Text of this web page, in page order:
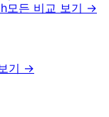
모든 비교 보기 →
기 →